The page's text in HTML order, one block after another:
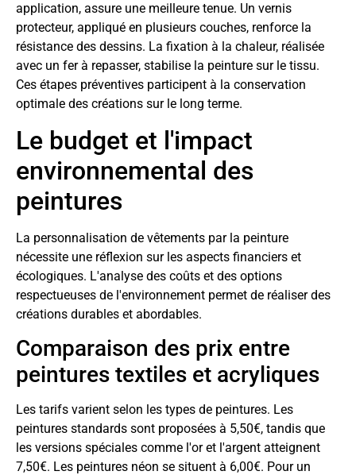
application, assure une meilleure tenue. Un vernis
protecteur, appliqué en plusieurs couches, renforce la
résistance des dessins. La fixation à la chaleur, réalisée
avec un fer à repasser, stabilise la peinture sur le tissu.
Ces étapes préventives participent à la conservation
optimale des créations sur le long terme.
Le budget et l'impact
environnemental des
peintures
La personnalisation de vêtements par la peinture
nécessite une réflexion sur les aspects financiers et
écologiques. L'analyse des coûts et des options
respectueuses de l'environnement permet de réaliser des
créations durables et abordables.
Comparaison des prix entre
peintures textiles et acryliques
Les tarifs varient selon les types de peintures. Les
peintures standards sont proposées à 5,50€, tandis que
les versions spéciales comme l'or et l'argent atteignent
7,50€. Les peintures néon se situent à 6,00€. Pour un